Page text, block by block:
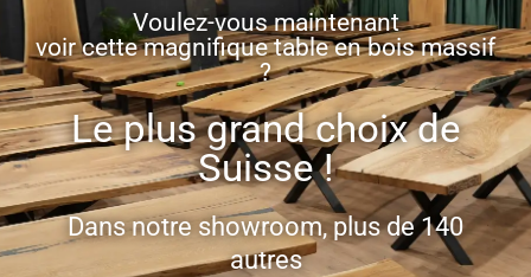
Voulez-vous maintenant
voir cette magnifique table en bois massif
?
Le plus grand choix de
Suisse !
Dans notre showroom, plus de 140
autres